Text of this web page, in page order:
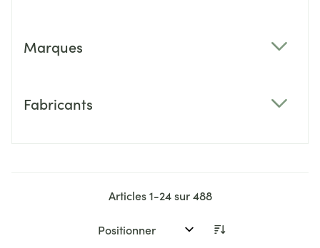
Marques
Fabricants
Articles1-24sur488
Trier par: